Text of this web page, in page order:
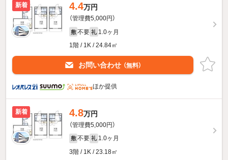
新着 4.4万円
（管理費5,000円）
敷 不要 礼 1.0ヶ月
1階 / 1K / 24.84㎡
お問い合わせ （無料）
ほか提供
新着 4.8万円
（管理費5,000円）
敷 不要 礼 1.0ヶ月
3階 / 1K / 23.18㎡